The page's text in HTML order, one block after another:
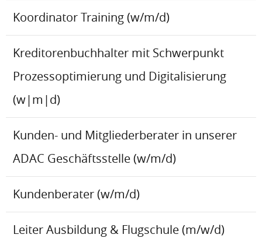
Koordinator Training (w/m/d)
Kreditorenbuchhalter mit Schwerpunkt
Prozessoptimierung und Digitalisierung
(w|m|d)
Kunden- und Mitgliederberater in unserer
ADAC Geschäftsstelle (w/m/d)
Kundenberater (w/m/d)
Leiter Ausbildung & Flugschule (m/w/d)